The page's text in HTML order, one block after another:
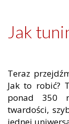
Jak
Teraz
Jak to robić?
ponad 350
twardości,